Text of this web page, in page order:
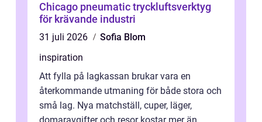
Chicago pneumatic tryckluftsverktyg
för krävande industri
31 juli 2026
Sofia Blom
inspiration
Att fylla på lagkassan brukar vara en
återkommande utmaning för både stora och
små lag. Nya matchställ, cuper, läger,